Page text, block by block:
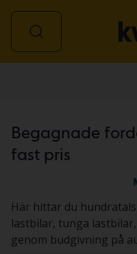
Begagnade
fast pris
Här hittar du
lastbilar, tunga
genom budgivning på